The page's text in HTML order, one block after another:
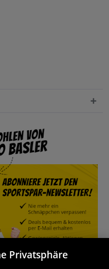
Privatsphäre